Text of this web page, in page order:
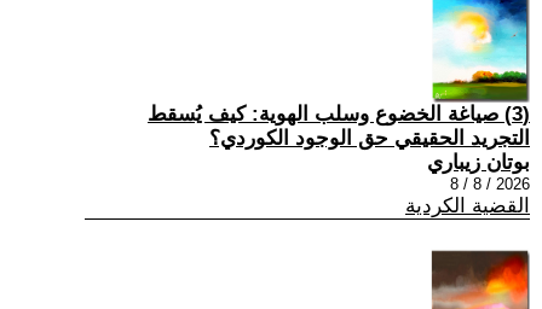
(3) صياغة الخضوع وسلب الهوية: كيف يُسقط
التجريد الحقيقي حق الوجود الكوردي؟
بوتان زيباري
2026 / 8 / 8
القضية الكردية